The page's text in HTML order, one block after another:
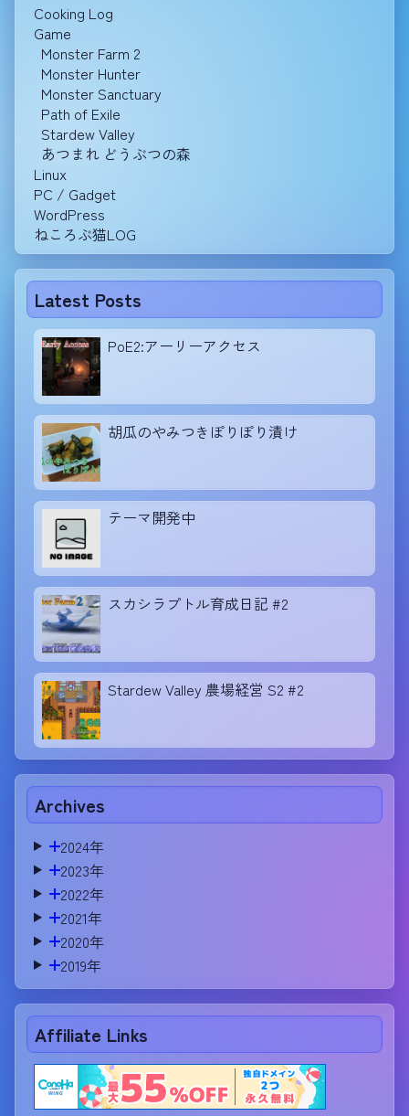
Cooking Log
Game
Monster Farm 2
Monster Hunter
Monster Sanctuary
Path of Exile
Stardew Valley
あつまれ どうぶつの森
Linux
PC / Gadget
WordPress
ねころぶ猫LOG
Latest Posts
PoE2:アーリーアクセス
胡瓜のやみつきぽりぽり漬け
テーマ開発中
スカシラプトル育成日記 #2
Stardew Valley 農場経営 S2 #2
Archives
2024年
2023年
2022年
2021年
2020年
2019年
Affiliate Links